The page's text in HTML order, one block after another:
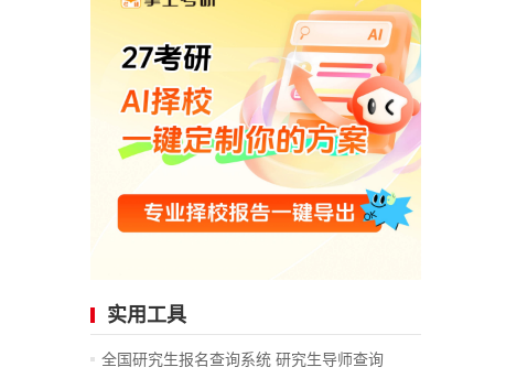
实用工具
全国研究生报名查询系统 研究生导师查询